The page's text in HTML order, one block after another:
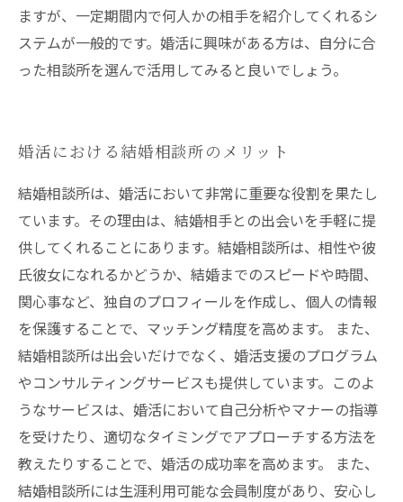
ますが、一定期間内で何人かの相手を紹介してくれるシ
ステムが一般的です。婚活に興味がある方は、自分に合
った相談所を選んで活用してみると良いでしょう。
婚活における結婚相談所のメリット
結婚相談所は、婚活において非常に重要な役割を果たし
ています。その理由は、結婚相手との出会いを手軽に提
供してくれることにあります。結婚相談所は、相性や彼
氏彼女になれるかどうか、結婚までのスピードや時間、
関心事など、独自のプロフィールを作成し、個人の情報
を保護することで、マッチング精度を高めます。 また、
結婚相談所は出会いだけでなく、婚活支援のプログラム
やコンサルティングサービスも提供しています。このよ
うなサービスは、婚活において自己分析やマナーの指導
を受けたり、適切なタイミングでアプローチする方法を
教えたりすることで、婚活の成功率を高めます。 また、
結婚相談所には生涯利用可能な会員制度があり、安心し